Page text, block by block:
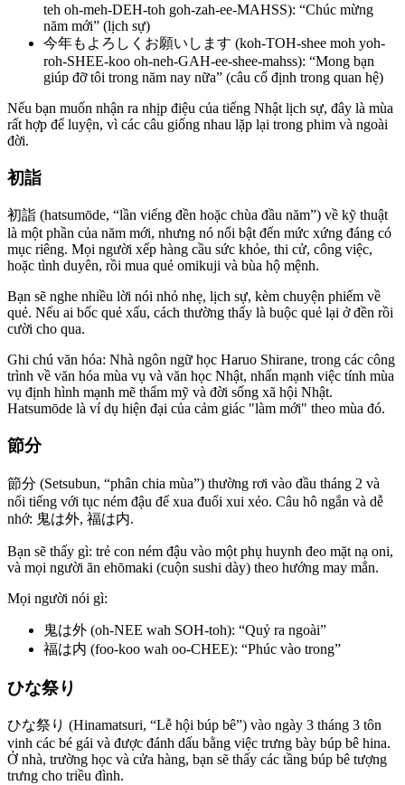
teh oh-meh-DEH-toh goh-zah-ee-MAHSS): “Chúc mừng
năm mới” (lịch sự)
今年もよろしくお願いします (koh-TOH-shee moh yoh-
roh-SHEE-koo oh-neh-GAH-ee-shee-mahss): “Mong bạn
giúp đỡ tôi trong năm nay nữa” (câu cố định trong quan hệ)
Nếu bạn muốn nhận ra nhịp điệu của tiếng Nhật lịch sự, đây là mùa
rất hợp để luyện, vì các câu giống nhau lặp lại trong phim và ngoài
đời.
初詣
初詣 (hatsumōde, “lần viếng đền hoặc chùa đầu năm”) về kỹ thuật
là một phần của năm mới, nhưng nó nổi bật đến mức xứng đáng có
mục riêng. Mọi người xếp hàng cầu sức khỏe, thi cử, công việc,
hoặc tình duyên, rồi mua quẻ omikuji và bùa hộ mệnh.
Bạn sẽ nghe nhiều lời nói nhỏ nhẹ, lịch sự, kèm chuyện phiếm về
quẻ. Nếu ai bốc quẻ xấu, cách thường thấy là buộc quẻ lại ở đền rồi
cười cho qua.
Ghi chú văn hóa: Nhà ngôn ngữ học Haruo Shirane, trong các công
trình về văn hóa mùa vụ và văn học Nhật, nhấn mạnh việc tính mùa
vụ định hình mạnh mẽ thẩm mỹ và đời sống xã hội Nhật.
Hatsumōde là ví dụ hiện đại của cảm giác "làm mới" theo mùa đó.
節分
節分 (Setsubun, “phân chia mùa”) thường rơi vào đầu tháng 2 và
nổi tiếng với tục ném đậu để xua đuổi xui xẻo. Câu hô ngắn và dễ
nhớ: 鬼は外, 福は内.
Bạn sẽ thấy gì: trẻ con ném đậu vào một phụ huynh đeo mặt nạ oni,
và mọi người ăn ehōmaki (cuộn sushi dày) theo hướng may mắn.
Mọi người nói gì:
鬼は外 (oh-NEE wah SOH-toh): “Quỷ ra ngoài”
福は内 (foo-koo wah oo-CHEE): “Phúc vào trong”
ひな祭り
ひな祭り (Hinamatsuri, “Lễ hội búp bê”) vào ngày 3 tháng 3 tôn
vinh các bé gái và được đánh dấu bằng việc trưng bày búp bê hina.
Ở nhà, trường học và cửa hàng, bạn sẽ thấy các tầng búp bê tượng
trưng cho triều đình.